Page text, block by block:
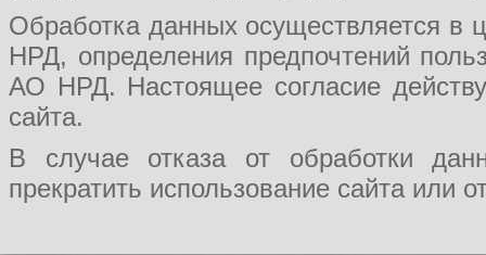
Обработка данных осуществляется в
НРД, определения предпочтений
АО НРД. Настоящее согласие
сайта.
В случае отказа от обработки
прекратить использование сайта или